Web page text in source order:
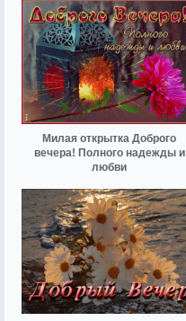
Милая открытка Доброго
вечера! Полного надежды и
любви